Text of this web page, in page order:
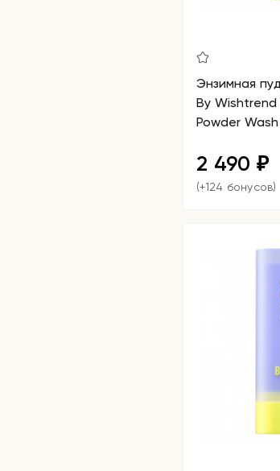
Энзимная
By Wishtrend
Powder Wash
2 490 ₽
(+124 бонусов)